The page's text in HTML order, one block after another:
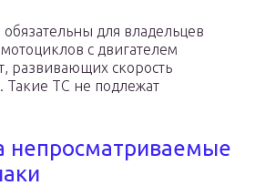
для владельцев
с двигателем
развивающих скорость
Такие ТС не подлежат
непросматриваемые